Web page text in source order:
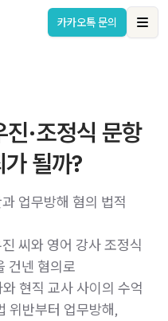
카카오톡 문의
진·조정식 문항
될까?
업무방해 혐의 법적
씨와 영어 강사 조정식
건넨 혐의로
현직 교사 사이의 수억
위반부터 업무방해,